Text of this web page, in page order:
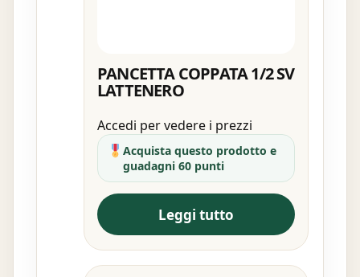
PANCETTA COPPATA 1/2 SV
LATTENERO
Accedi per vedere i prezzi
Acquista questo prodotto e
guadagni 60 punti
Leggi tutto